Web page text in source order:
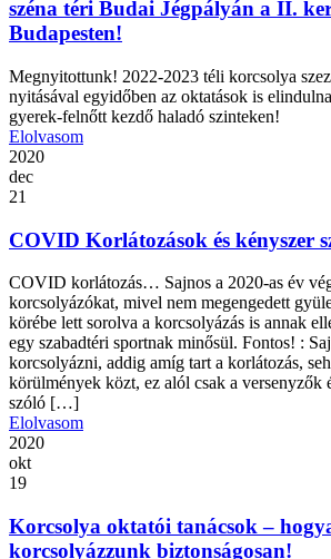
széna téri Budai Jégpályán a II.
Budapesten!
Megnyitottunk! 2022-2023 téli korcsolya
nyitásával egyidőben az oktatások is
gyerek-felnőtt kezdő haladó szinteken!
Elolvasom
2020
dec
21
COVID Korlátozások és kényszer
COVID korlátozás… Sajnos a 2020-as év
korcsolyázókat, mivel nem megengedett
körébe lett sorolva a korcsolyázás is annak
egy szabadtéri sportnak minősül. Fontos! :
korcsolyázni, addig amíg tart a korlátozás,
körülmények közt, ez alól csak a versenyzők
szóló […]
Elolvasom
2020
okt
19
Korcsolya oktatói tanácsok –
korcsolyázzunk biztonságosan!